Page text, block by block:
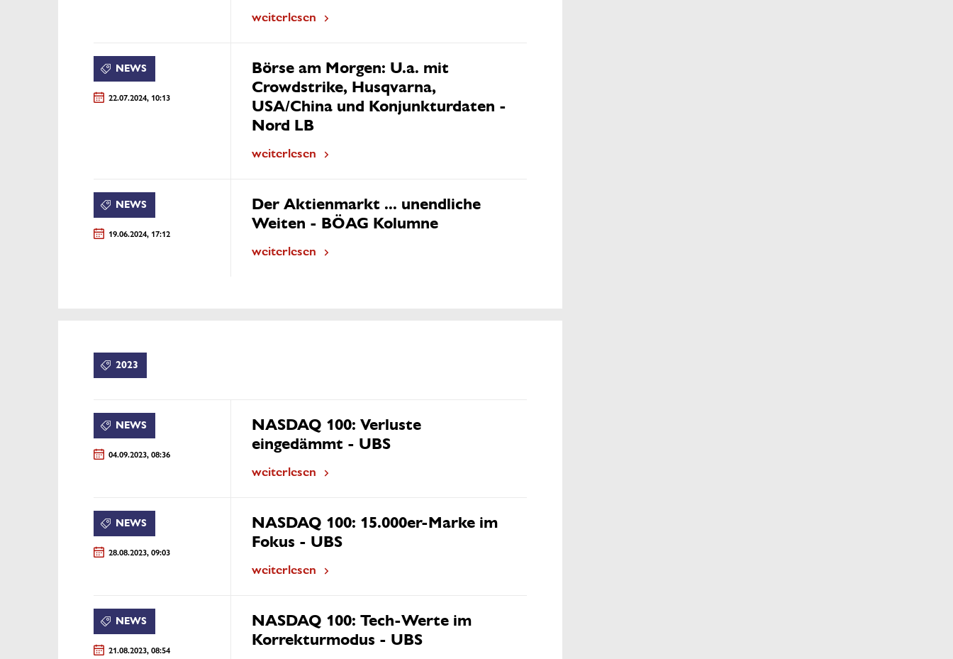
weiterlesen
NEWS
22.07.2024, 10:13
Börse am Morgen: U.a. mit
Crowdstrike, Husqvarna,
USA/China und Konjunkturdaten -
Nord LB
weiterlesen
NEWS
19.06.2024, 17:12
Der Aktienmarkt ... unendliche
Weiten - BÖAG Kolumne
weiterlesen
2023
NEWS
04.09.2023, 08:36
NASDAQ 100: Verluste
eingedämmt - UBS
weiterlesen
NEWS
28.08.2023, 09:03
NASDAQ 100: 15.000er-Marke im
Fokus - UBS
weiterlesen
NEWS
21.08.2023, 08:54
NASDAQ 100: Tech-Werte im
Korrekturmodus - UBS